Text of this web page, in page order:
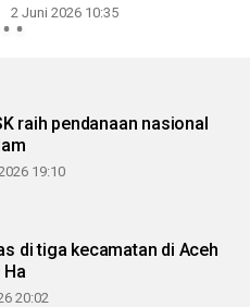
2 Juni 2026 10:35
raih pendanaan nasional
19:10
di tiga kecamatan di Aceh
20:02